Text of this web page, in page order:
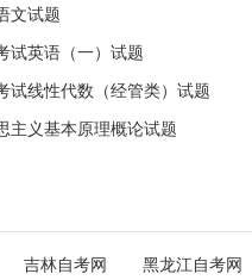
文试题
试英语（一）试题
试线性代数（经管类）试题
主义基本原理概论试题
吉林自考网 黑龙江自考网